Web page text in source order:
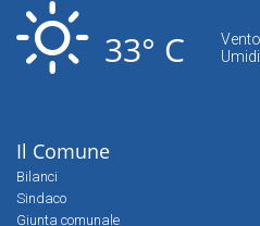
33° C
Il Comune
Bilanci
Sindaco
Giunta comunale